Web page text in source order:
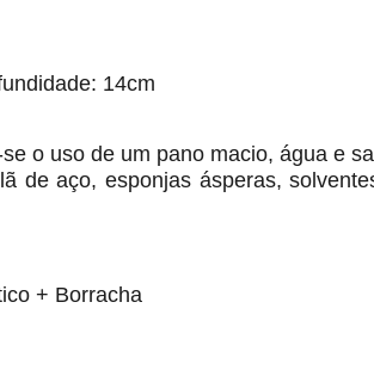
14cm
o uso de um pano macio, água e
de aço, esponjas ásperas,
+ Borracha